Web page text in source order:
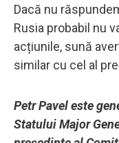
Dacă nu
Rusia probabil nu
acțiunile, sună
similar cu cel al
Petr Pavel este
Statului Major